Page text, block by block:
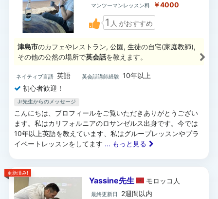
マンツーマンレッスン料 ￥4000
1 人 がおすすめ
津島市のカフェやレストラン, 公園, 生徒の自宅(家庭教師),
その他の公然の場所で英会話を教えます。
ネイティブ言語 英語 英会話講師経験 10年以上
初心者歓迎！
Jr先生からのメッセージ
こんにちは、プロフィールをご覧いただきありがとうござい
ます。私はカリフォルニアのロサンゼルス出身です。今では
10年以上英語を教えています、私はグループレッスンやプラ
イベートレッスンをしてます ... もっと見る
更新済み!
Yassine先生 モロッコ 人
最終更新日 2週間以内